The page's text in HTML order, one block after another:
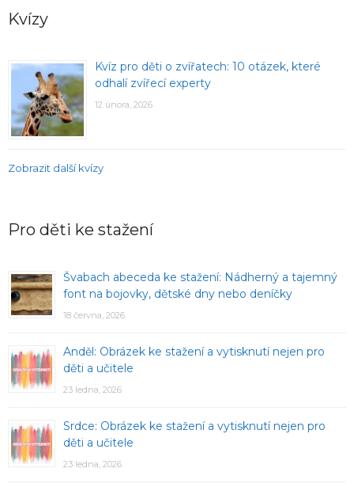
Kvízy
Kvíz pro děti o zvířatech: 10 otázek, které
odhalí zvířecí experty
12 února, 2026
Zobrazit další kvízy
Pro děti ke stažení
Švabach abeceda ke stažení: Nádherný a tajemný
font na bojovky, dětské dny nebo deníčky
18 června, 2026
Anděl: Obrázek ke stažení a vytisknutí nejen pro
děti a učitele
23 ledna, 2026
Srdce: Obrázek ke stažení a vytisknutí nejen pro
děti a učitele
23 ledna, 2026